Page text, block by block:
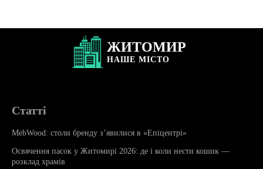
ЖИТОМИР
НАШЕ МІСТО
Статті
MebWood: столи бренду з’явилися в «Епіцентрі»
Освячення пасок у Житомирі 2026: де і коли нести кошик —
розклад храмів